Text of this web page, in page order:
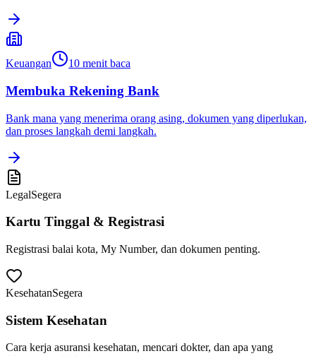
Keuangan 10 menit baca
Membuka Rekening Bank
Bank mana yang menerima orang asing, dokumen yang diperlukan,
dan proses langkah demi langkah.
LegalSegera
Kartu Tinggal & Registrasi
Registrasi balai kota, My Number, dan dokumen penting.
KesehatanSegera
Sistem Kesehatan
Cara kerja asuransi kesehatan, mencari dokter, dan apa yang